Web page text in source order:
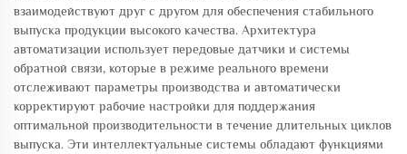
взаимодействуют друг с другом для обеспечения стабильного
выпуска продукции высокого качества. Архитектура
автоматизации использует передовые датчики и системы
обратной связи, которые в режиме реального времени
отслеживают параметры производства и автоматически
корректируют рабочие настройки для поддержания
оптимальной производительности в течение длительных циклов
выпуска. Эти интеллектуальные системы обладают функциями